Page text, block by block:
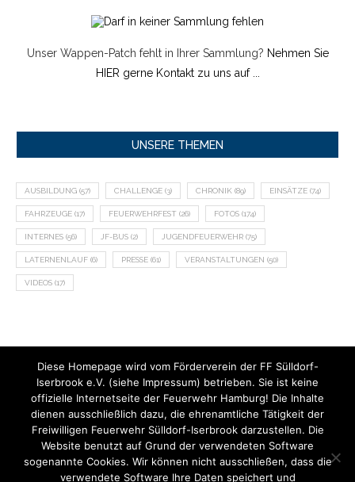
Unser Wappen-Patch fehlt in Ihrer Sammlung? Nehmen Sie
HIER gerne Kontakt zu uns auf ...
UNSERE THEMEN
AUSBILDUNG (57) CHALLENGE (3) CHRONIK (89) EINSÄTZE (74)
FAHRZEUGE (17) FEUERWEHRFEST (26) FOTOS (174)
INTERNES (56) JF-BUS (2) JUGENDFEUERWEHR (75)
LATERNENLAUF (6) PRESSE (61) VERANSTALTUNGEN (50)
VIDEOS (17)
Diese Homepage wird vom Förderverein der FF Sülldorf-
Iserbrook e.V. (siehe Impressum) betrieben. Sie ist keine
offizielle Internetseite der Feuerwehr Hamburg! Die Inhalte
dienen ausschließlich dazu, die ehrenamtliche Tätigkeit der
Freiwilligen Feuerwehr Sülldorf-Iserbrook darzustellen. Die
Website benutzt auf Grund der verwendeten Software
sogenannte Cookies. Wir können nicht ausschließen, dass die
verwendete Software Ihre Daten speichert und